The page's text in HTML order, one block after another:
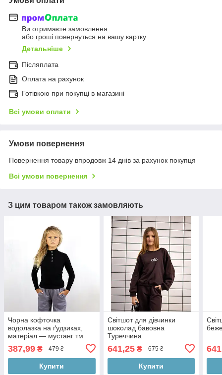
Ви отримаєте замовлення
або гроші повернуться на вашу картку
Детальніше
Післяплата
Оплата на рахунок
Готівкою при покупці в магазині
Всі умови оплати
Умови повернення
Повернення товару впродовж 14 днів за рахунок покупця
Всі умови повернення
З цим товаром також замовляють
Чорна кофточка
водолазка на ґудзиках,
матеріал — мустанг тм
387,99 ₴ 479 ₴
Купити
Світшот для дівчинки
шоколад бавовна
Туреччина
641,25₴ 675 ₴
Купити